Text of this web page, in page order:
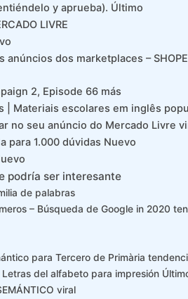
y aprueba). Último
LIVRE
dos marketplaces –
2, Episode 66 más
| Materiais escolares em inglês
no seu anúncio do Mercado Livre
para 1.000 dúvidas Nuevo
podría ser interesante
de palabras
– Búsqueda de Google in 2020
para Tercero de Primària
del alfabeto para impresión
viral